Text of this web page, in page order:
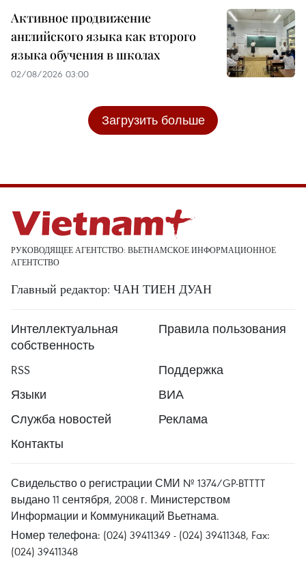
Активное продвижение
английского языка как второго
языка обучения в школах
02/08/2026 03:00
Загрузить больше
РУКОВОДЯЩЕЕ АГЕНТСТВО: ВЬЕТНАМСКОЕ ИНФОРМАЦИОННОЕ
АГЕНТСТВО
Главный редактор: ЧАН ТИЕН ДУАН
Интеллектуальная
собственность
Правила пользования
RSS
Поддержка
Языки
ВИА
Служба новостей
Реклама
Контакты
Свидельство о регистрации СМИ № 1374/GP-BTTTT
выдано 11 сентября, 2008 г. Министерством
Информации и Коммуникаций Вьетнама.
Номер телефона: (024) 39411349 - (024) 39411348, Fax:
(024) 39411348